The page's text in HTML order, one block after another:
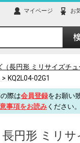
マイページ お
長円形 ミリサイズチ
KQ2L04-02G1
際は会員登録をお願い
事項をお読みください
円形 ミリ